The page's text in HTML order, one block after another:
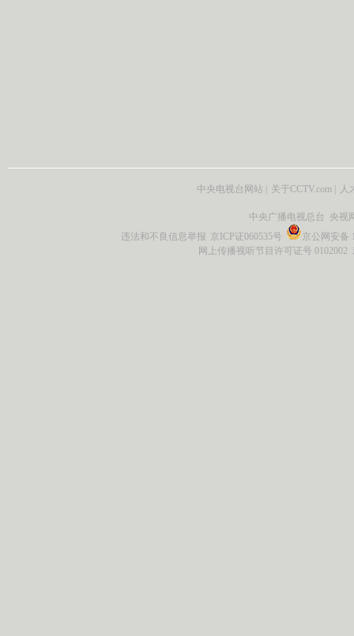
中央电视台网站 关于CCTV.com 人
中央广播电视总台 央视
违法和不良信息举报 京ICP证060535号
京公网安备
网上传播视听节目许可证号 0102002